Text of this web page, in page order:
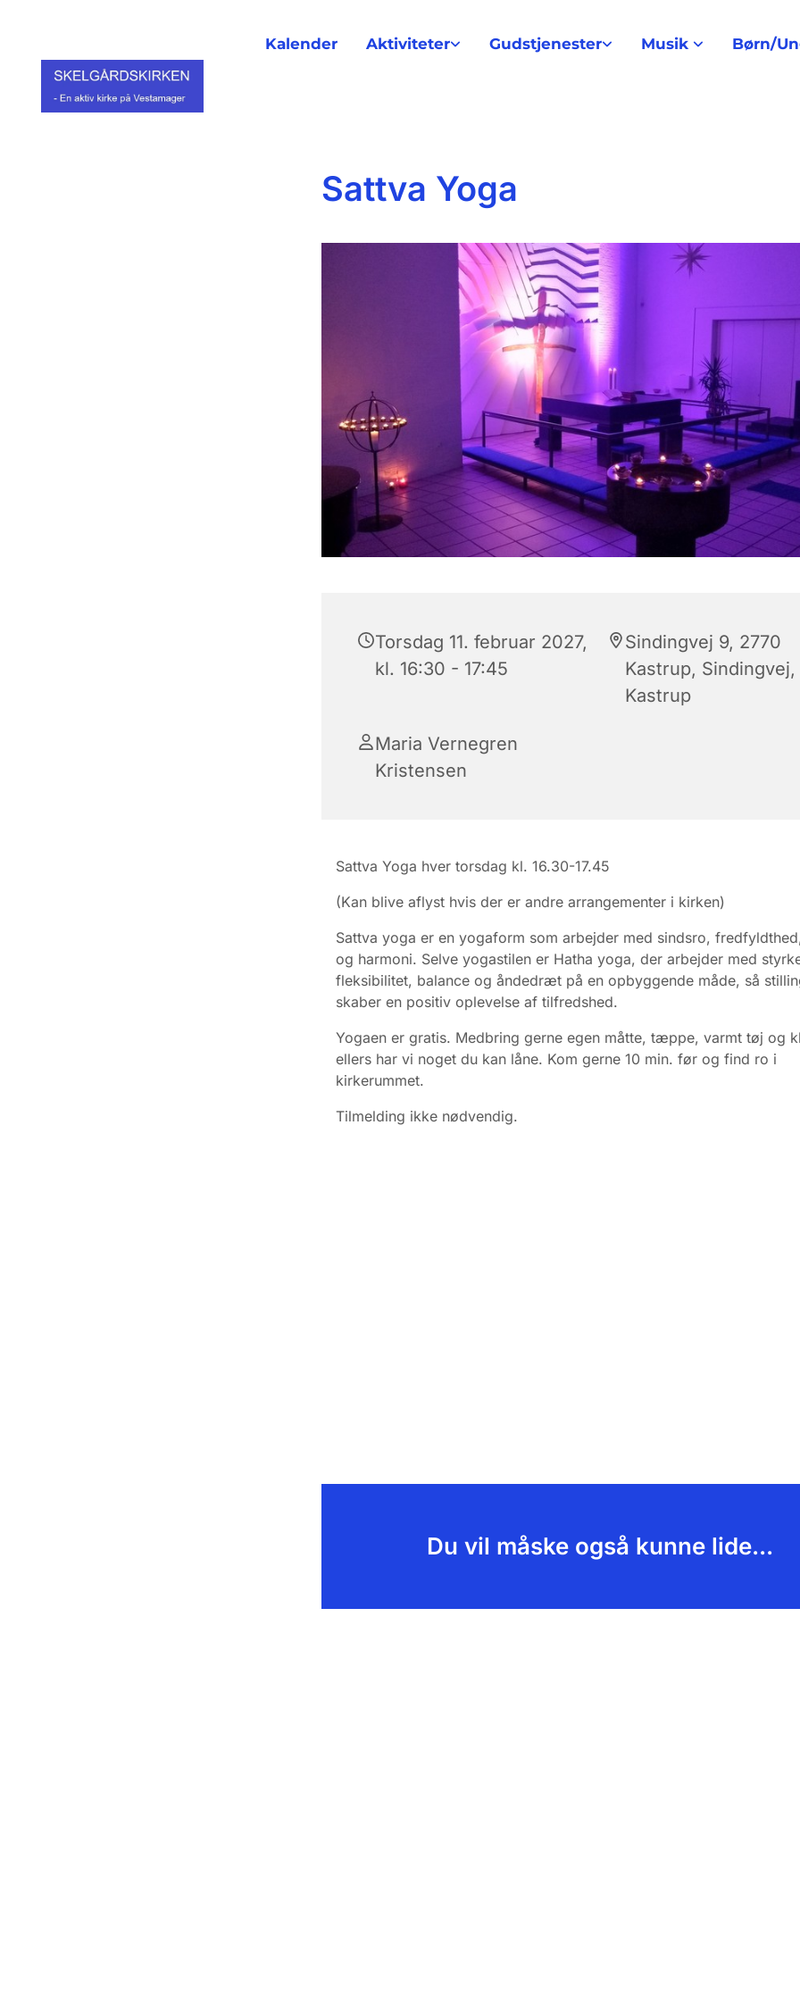
Kalender Aktiviteter Gudstjenester Musik Børn/
Sattva Yoga
Torsdag 11. februar 2027,
kl. 16:30 - 17:45
Sindingvej 9, 2770
Kastrup, Sindingvej,
Kastrup
Maria Vernegren
Kristensen
Sattva Yoga hver torsdag kl. 16.30-17.45
(Kan blive aflyst hvis der er andre arrangementer i kirken)
Sattva yoga er en yogaform som arbejder med sindsro,
og harmoni. Selve yogastilen er Hatha yoga, der arbejder med
fleksibilitet, balance og åndedræt på en opbyggende måde, så
skaber en positiv oplevelse af tilfredshed.
Yogaen er gratis. Medbring gerne egen måtte, tæppe, varmt tøj og
ellers har vi noget du kan låne. Kom gerne 10 min. før og find ro i
kirkerummet.
Tilmelding ikke nødvendig.
Du vil måske også kunne lide...